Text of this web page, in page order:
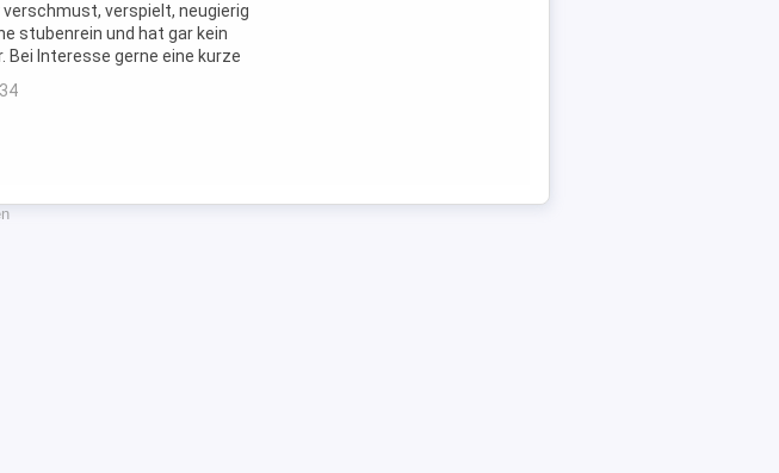
verspielt, neugierig
stubenrein und hat gar kein
Interesse gerne eine kurze
...